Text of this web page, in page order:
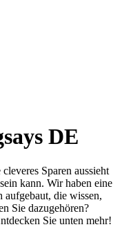
DE
Sparen aussieht
kann. Wir haben eine
aufgebaut, die wissen,
Sie dazugehören?
Sie unten mehr!